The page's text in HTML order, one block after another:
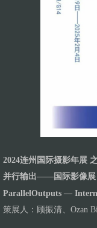
2024连州国际摄影年展
并行输出——国际影像展
ParallelOutputs —
策展人：顾振清、Ozan